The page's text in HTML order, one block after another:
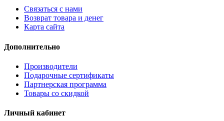
Связаться с нами
Возврат товара и денег
Карта сайта
Дополнительно
Производители
Подарочные сертификаты
Партнерская программа
Товары со скидкой
Личный кабинет